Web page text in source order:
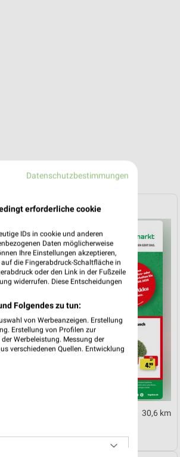
hagebaumarkt
30,6 km
Noch heute gültig
Datenschutzbestimmungen
erforderliche cookie
IDs in cookie und anderen
Daten möglicherweise
Ihre Einstellungen akzeptieren,
die Fingerabdruck-Schaltfläche in
oder den Link in der Fußzeile
widerrufen. Diese Entscheidungen
Folgendes zu tun:
von Werbeanzeigen. Erstellung
Erstellung von Profilen zur
Werbeleistung. Messung der
verschiedenen Quellen. Entwicklung